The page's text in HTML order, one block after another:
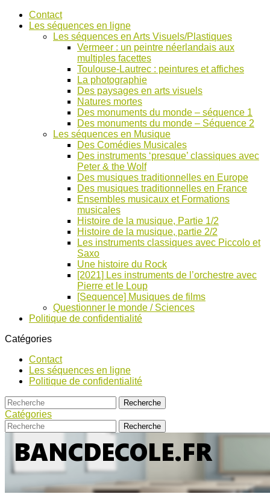
AccéderContact
Les séquences en ligne
Les séquences en Arts Visuels/Plastiques
Vermeer : un peintre néerlandais aux
multiples facettes
Toulouse-Lautrec : peintures et affiches
La photographie
Des paysages en arts visuels
Natures mortes
Des monuments du monde – séquence 1
Des monuments du monde – Séquence 2
Les séquences en Musique
Des Comédies Musicales
Des instruments ‘presque’ classiques avec
Peter & the Wolf
Des musiques traditionnelles en Europe
Des musiques traditionnelles en France
Ensembles musicaux et Formations
musicales
Histoire de la musique, Partie 1/2
Histoire de la musique, partie 2/2
Les instruments classiques avec Piccolo et
Saxo
Une histoire du Rock
[2021] Les instruments de l’orchestre avec
Pierre et le Loup
[Sequence] Musiques de films
Questionner le monde / Sciences
Politique de confidentialité
Catégories
Contact
Les séquences en ligne
Politique de confidentialité
Catégories